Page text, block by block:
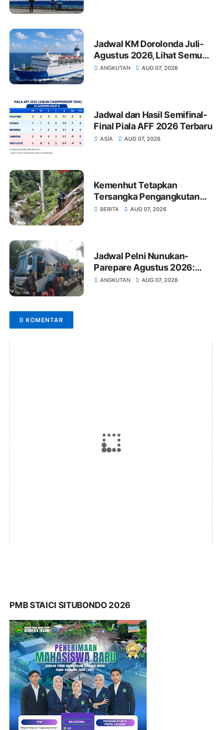
Jadwal KM Dorolonda Juli-
Agustus 2026, Lihat Semua
Pelabuhan Singgah
ANGKUTAN AUG 07, 2026
Jadwal dan Hasil Semifinal-
Final Piala AFF 2026 Terbaru
ASIA AUG 07, 2026
Kemenhut Tetapkan
Tersangka Pengangkutan
Kayu Ilegal Sumut
BERITA AUG 07, 2026
Jadwal Pelni Nunukan-
Parepare Agustus 2026:
Jam Berangkat dan Harga
ANGKUTAN AUG 07, 2026
0 KOMENTAR
PMB STAICI SITUBONDO 2026